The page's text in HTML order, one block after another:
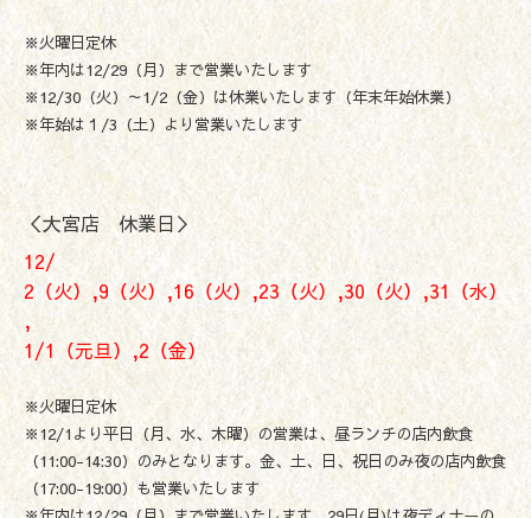
※火曜日定休
※年内は12/29（月）まで営業いたします
※12/30（火）～1/2（金）は休業いたします（年末年始休業）
※年始は１/3（土）より営業いたします
＜大宮店 休業日＞
12/
2（火）,9（火）,16（火）,23（火）,30（火）,31（水）
,
1/1（元旦）,2（金）
※火曜日定休
※12/1より平日（月、水、木曜）の営業は、昼ランチの店内飲食
（11:00-14:30）のみとなります。金、土、日、祝日のみ夜の店内飲食
（17:00-19:00）も営業いたします